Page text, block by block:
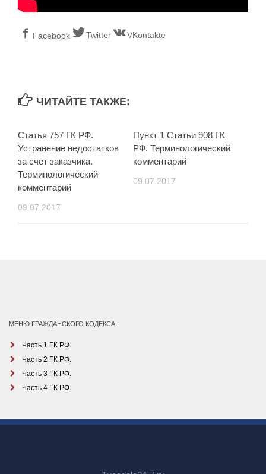
Facebook Twitter VKontakte
ЧИТАЙТЕ ТАКЖЕ:
Статья 757 ГК РФ.
Устранение недостатков
за счет заказчика.
Терминологический
комментарий
09.07.2017
Пункт 1 Статьи 908 ГК
РФ. Терминологический
комментарий
09.07.2017
МЕНЮ ГРАЖДАНСКОГО КОДЕКСА:
Часть 1 ГК РФ.
Часть 2 ГК РФ.
Часть 3 ГК РФ.
Часть 4 ГК РФ.